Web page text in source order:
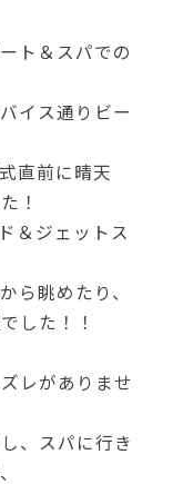
ト＆スパでの
イス通りビー
直前に晴天
！
＆ジェットス
ら眺めたり、
した！！
レがありませ
、スパに行き